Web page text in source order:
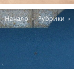
Начало Рубрики